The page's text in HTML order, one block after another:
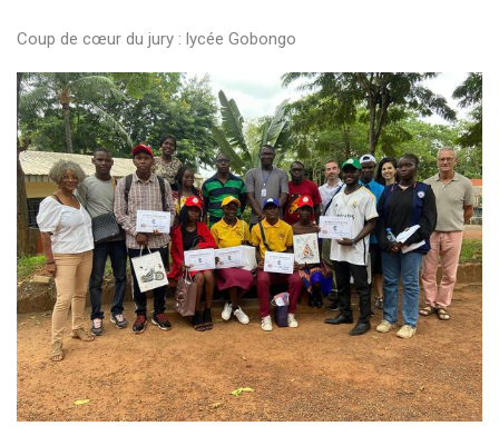
Coup de cœur du jury : lycée Gobongo